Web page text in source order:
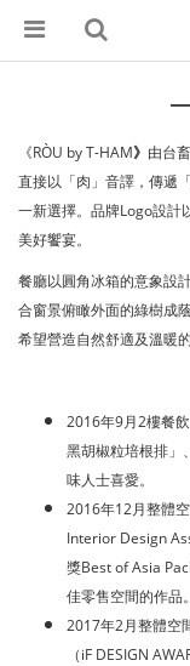
《RÒU by T-HAM》 由台
直接以「肉」音譯，傳遞
一新選擇。品牌Logo設計
美好饗宴。
餐廳以圓角冰箱的意象設
合窗景俯瞰外面的綠樹成
希望營造自然舒適及溫暖
2016年9月2樓餐
黑胡椒粒培根排」
味人士喜愛。
2016年12月整體
Interior Design
獎Best of Asia
佳零售空間的作品。
2017年2月整體空
（iF DESIGN